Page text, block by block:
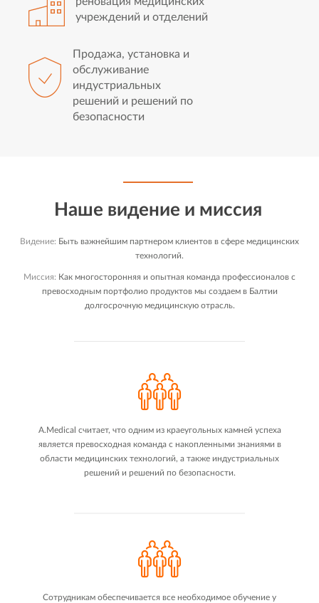
учреждений и отделений
Продажа, установка и
обслуживание
индустриальных
решений и решений по
безопасности
Наше видение и миссия
Видение: Быть важнейшим партнером клиентов в сфере медицинских
технологий.
Миссия: Как многосторонняя и опытная команда профессионалов с
превосходным портфолио продуктов мы создаем в Балтии
долгосрочную медицинскую отрасль.
A.Medical считает, что одним из краеугольных камней успеха
является превосходная команда с накопленными знаниями в
области медицинских технологий, а также индустриальных
решений и решений по безопасности.
Сотрудникам обеспечивается все необходимое обучение у